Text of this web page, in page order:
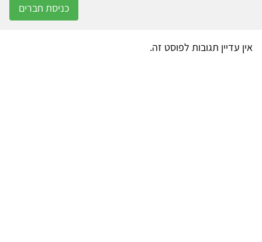
כניסת חברים
אין עדיין תגובות לפוסט זה.